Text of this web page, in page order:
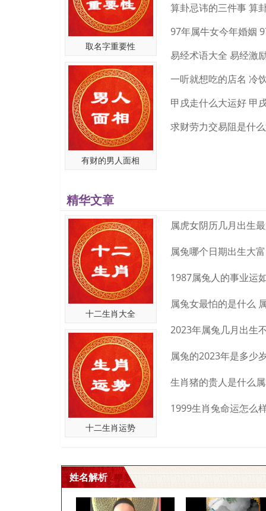
取名字重要性
有财的男人面相
算卦忌讳的三件事 算
易经术语大全 易经激
甲戌走什么大运好 甲
精华文章
十二生肖大全
十二生肖运势
姓名解析